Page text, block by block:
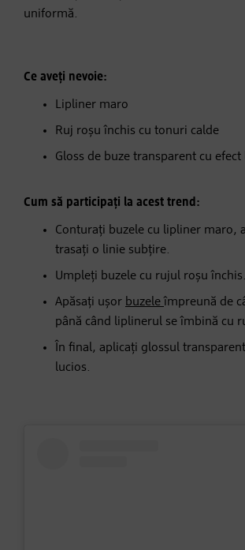
uniformă.
Ce aveți nevoie:
Lipliner maro
Ruj roșu închis cu tonuri calde
Gloss de buze transparent cu efect
Cum să participați la acest trend:
Conturați buzele cu lipliner maro,
trasați o linie subțire.
Umpleți buzele cu rujul roșu închis.
Apăsați ușor buzeleîmpreună de
până când liplinerul se îmbină cu
În final, aplicați glossul
lucios.